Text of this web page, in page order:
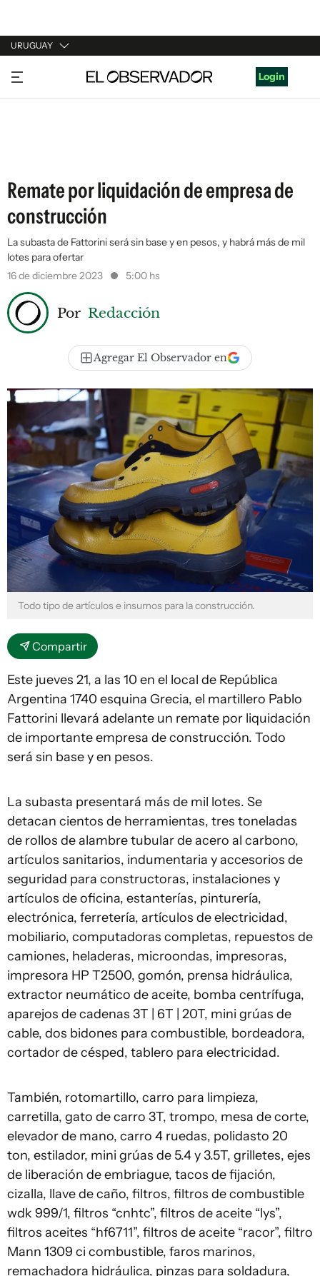
URUGUAY
URUGUAY
ARGENTINA
Login
Remate por liquidación de empresa de
construcción
La subasta de Fattorini será sin base y en pesos, y habrá más de mil
lotes para ofertar
16 de diciembre 2023
5:00 hs
Por Redacción
Agregar El Observador en
Todo tipo de artículos e insumos para la construcción.
Compartir
Este jueves 21, a las 10 en el local de República
Argentina 1740 esquina Grecia, el martillero Pablo
Fattorini llevará adelante un remate por liquidación
de importante empresa de construcción. Todo
será sin base y en pesos.
La subasta presentará más de mil lotes. Se
detacan cientos de herramientas, tres toneladas
de rollos de alambre tubular de acero al carbono,
artículos sanitarios, indumentaria y accesorios de
seguridad para constructoras, instalaciones y
artículos de oficina, estanterías, pinturería,
electrónica, ferretería, artículos de electricidad,
mobiliario, computadoras completas, repuestos de
camiones, heladeras, microondas, impresoras,
impresora HP T2500, gomón, prensa hidráulica,
extractor neumático de aceite, bomba centrífuga,
aparejos de cadenas 3T | 6T | 20T, mini grúas de
cable, dos bidones para combustible, bordeadora,
cortador de césped, tablero para electricidad.
También, rotomartillo, carro para limpieza,
carretilla, gato de carro 3T, trompo, mesa de corte,
elevador de mano, carro 4 ruedas, polidasto 20
ton, estilador, mini grúas de 5.4 y 3.5T, grilletes, ejes
de liberación de embriague, tacos de fijación,
cizalla, llave de caño, filtros, filtros de combustible
wdk 999/1, filtros “cnhtc”, filtros de aceite “lys”,
filtros aceites “hf6711”, filtros de aceite “racor”, filtro
Mann 1309 ci combustible, faros marinos,
remachadora hidráulica, pinzas para soldadura,